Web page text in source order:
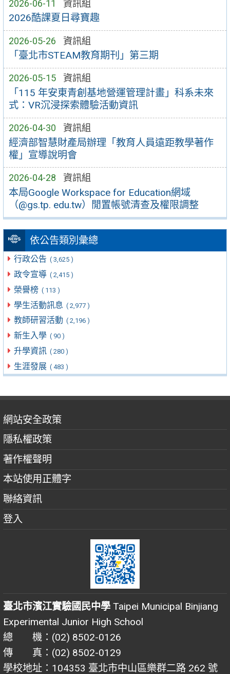
2026-06-11 資訊組
2026酷課夏日尋寶趣
2026-05-26 資訊組
「臺北市STEAM教育期刊」第三期
2026-05-15 資訊組
「115 年安東青創基地營運管理計畫」科系未來
式：VR沉浸探索體驗活動資訊
2026-04-30 資訊組
經濟部智慧財產局辦理「教育人員遠距教學著作
權」宣導說明會
2026-04-28 資訊組
本局Google Workspace for Education網域
（@gs.tp. edu.tw）閒置帳號清查及權限調整
依公告類別彙總
行政公告 ( 3,625 )
政令宣導 ( 2,415 )
榮譽榜 ( 113 )
學生活動訊息 ( 2,977 )
教師研習活動 ( 2,196 )
新生入學 ( 90 )
升學資訊 ( 280 )
生涯發展 ( 483 )
網站安全政策
隱私權政策
著作權聲明
本站使用正體字
聯絡資訊
登入
臺北市濱江實驗國民中學 Taipei Municipal Binjiang
Experimental Junior High School
總 機：(02) 8502-0126
傳 真：(02) 8502-0129
學校地址：104353 臺北市中山區樂群二路 262 號